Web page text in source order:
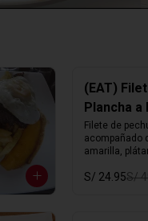
(EAT)
Plancha a
Filete de
acompañado
amarilla,
S/ 24.95S/